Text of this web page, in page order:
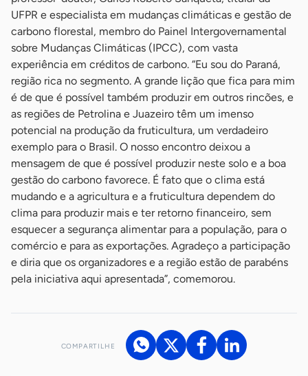
UFPR e especialista em mudanças climáticas e gestão de
carbono florestal, membro do Painel Intergovernamental
sobre Mudanças Climáticas (IPCC), com vasta
experiência em créditos de carbono. “Eu sou do Paraná,
região rica no segmento. A grande lição que fica para mim
é de que é possível também produzir em outros rincões, e
as regiões de Petrolina e Juazeiro têm um imenso
potencial na produção da fruticultura, um verdadeiro
exemplo para o Brasil. O nosso encontro deixou a
mensagem de que é possível produzir neste solo e a boa
gestão do carbono favorece. É fato que o clima está
mudando e a agricultura e a fruticultura dependem do
clima para produzir mais e ter retorno financeiro, sem
esquecer a segurança alimentar para a população, para o
comércio e para as exportações. Agradeço a participação
e diria que os organizadores e a região estão de parabéns
pela iniciativa aqui apresentada”, comemorou.
COMPARTILHE